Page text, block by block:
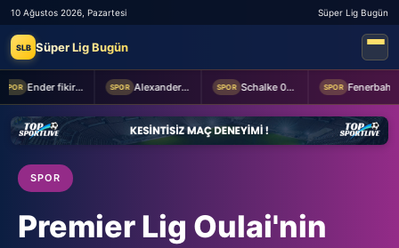
10 Ağustos 2026, Pazartesi Süper Lig Bugün
SLB Süper Lig Bugün
Ender fikirler SPOR Alexander Nübel: En önemlisi takım halinde oynamak SPOR Schalke 04 Edin Dzeko ile 1 yıllık yeni sözleşme imzaladı SPOR Fenerbahçe 2-0 Sturm Graz (MAÇTAN KARELER)
SPOR
Premier Lig Oulai'nin